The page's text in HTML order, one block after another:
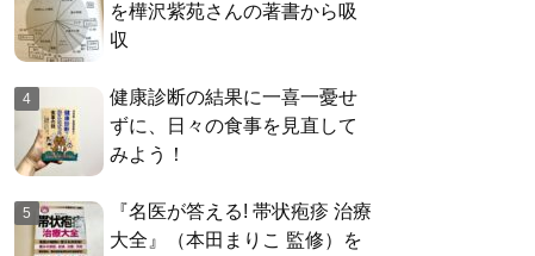
を樺沢紫苑さんの著書から吸
収
健康診断の結果に一喜一憂せ
ずに、日々の食事を見直して
みよう！
『名医が答える! 帯状疱疹 治療
大全』（本田まりこ 監修）を